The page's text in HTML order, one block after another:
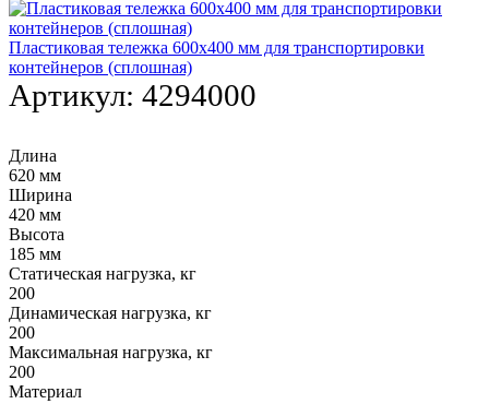
Пластиковая тележка 600х400 мм для транспортировки
контейнеров (сплошная)
Артикул: 4294000
Длина
620 мм
Ширина
420 мм
Высота
185 мм
Статическая нагрузка, кг
200
Динамическая нагрузка, кг
200
Максимальная нагрузка, кг
200
Материал